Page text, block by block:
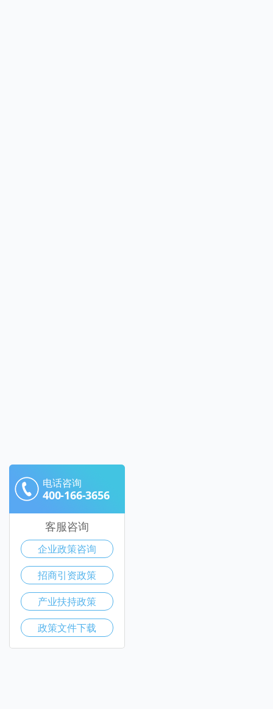
电话咨询
400-166-3656
客服咨询
企业政策咨询
招商引资政策
产业扶持政策
政策文件下载